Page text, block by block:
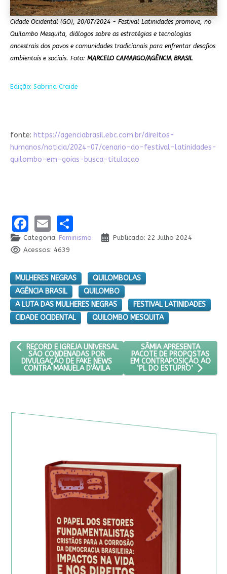
Cidade Ocidental (GO), 20/07/2024 - Festival Latinidades promove, no
Quilombo Mesquita, diálogos sobre as estratégias e tecnologias
ancestrais dos povos e comunidades tradicionais para enfrentar desafios
ambientais e sociais. Foto: MARCELO CAMARGO/AGÊNCIA BRASIL
Edição: Sabrina Craide
fonte: https://agenciabrasil.ebc.com.br/direitos-
humanos/noticia/2024-07/cenario-do-festival-latinidades-
quilombo-em-goias-busca-titulacao
Facebook
EmailShare
Categoria: Feminismo
Publicado: 22 Julho 2024
Acessos: 4639
MULHERES NEGRAS
QUILOMBOLAS
AGÊNCIA BRASIL
QUILOMBO
A LUTA DAS MULHERES NEGRAS
FESTIVAL LATINIDADES
CIDADE OCIDENTAL
QUILOMBO MESQUITA
ARTIGO ANTERIOR: RECORD E IGREJA UNIVERSAL SÃO
RECORD E IGREJA UNIVERSAL
SÃO CONDENADAS POR
DIVULGAÇÃO DE FAKE NEWS
CONTRA MANUELA D'ÁVILA
PRÓXIMO ARTIGO: SÂMIA
SÂMIA APRESENTA
PACOTE DE PROPOSTAS
EM CONTRAPOSIÇÃO AO
‘PL DO ESTUPRO’